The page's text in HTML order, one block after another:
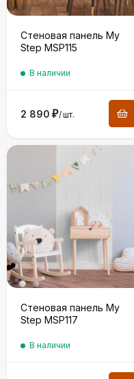
Стеновая панель My
Step MSP115
В наличии
2 890 ₽/шт.
Стеновая панель My
Step MSP117
В наличии